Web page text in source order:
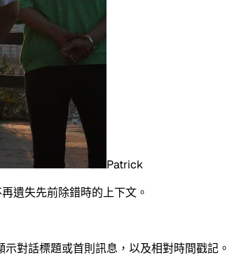
Patrick
遺失先前除錯時的上下文。
對話標題或首則訊息，以及相對時間戳記。